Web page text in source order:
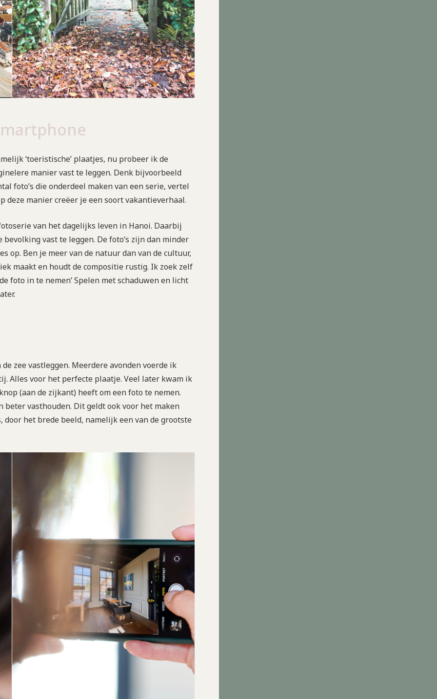
‘toeristische’ plaatjes, nu probeer ik de
manier vast te leggen. Denk bijvoorbeeld
foto’s die onderdeel maken van een serie, vertel
deze manier creëer je een soort vakantieverhaal.
van het dagelijks leven in Hanoi. Daarbij
vast te leggen. De foto’s zijn dan minder
op. Ben je meer van de natuur dan van de cultuur,
maakt en houdt de compositie rustig. Ik zoek zelf
foto in te nemen’ Spelen met schaduwen en licht
zee vastleggen. Meerdere avonden voerde ik
Alles voor het perfecte plaatje. Veel later kwam ik
(aan de zijkant) heeft om een foto te nemen.
vasthouden. Dit geldt ook voor het maken
het brede beeld, namelijk een van de grootste